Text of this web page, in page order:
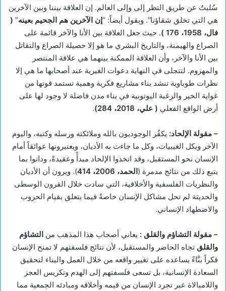
سُلبتُ عن طريق النظر إلى وإلى العالم. إن العلاقة بيننا وبين الآخرين
هي التي تخلق شقاؤنا”. ويقول أيضاً: “إن الآخرين هم الجحيم بعينه”
(
فال، 1958، 176
). حيث جعل العلاقة بين الأنا والآخر قائمة على
الصراع والهيمنة، والتاريخ البشري ما هو إلا حصيلة الصراع والتقاتل
بين الأنا والآخر، وأن العلاقة الممكنة بينهما هي علاقة المنتصر
والمهزوم. لتتجلى في النهاية دعوات الغيرية عند أصحابها ما هي إلا
نظرات طوباوية تنشد بناء مشاريع فكرية وهمية تستمد قوتها من
غواية الخير والرغبة اليوتوبية في بناء مدن فاضلة لا وجود لها على
أرض الواقع الفعلي ( علي، 2018، 284) .
– مقولة الإلحاد: يكفُر الوجوديون بالله وملائكته ورسله وكتبه، واليوم
الآخر وبكل الغيبيات، وكل ما جاءت به الأديان، ويعتبرونها عوائقاً أمام
الإنسان نحو المستقبل، وقد اتخذوا الإلحاد مبدأً وعقيدةً، ودانوا بما
يتبع ذلك من نتائج مدمرة (الحمد، 2006، 414
). ويرون أن الأديان
والنظريات الفلسفية والأخلاقية، التي سادت خلال القرون الوسطى
والحديثة لم تحل مشاكل الإنسان خاصةً فيما يتعلق بقيام الحروب
والاضطهاد الإنساني.
– مقولة التشاؤم والقلق : يعاني أصحاب هذا المذهب من التشاؤم
والقلق تجاه الحاضر والمستقبل، لأن نتائج فلسفتهم لا تمنح الإنسان
فكراً بنَّاءً يساعده على تغيير واقعه من خلال العمل والبناء لتحقيق
السعادة الإنسانية، بل تسعى فلسفتهم إلى الهدم وتكريس العجز
واللامبالاة عبر تجرد الإنسان من قيمه وأخلاقه ومبادئه الجمعية مما